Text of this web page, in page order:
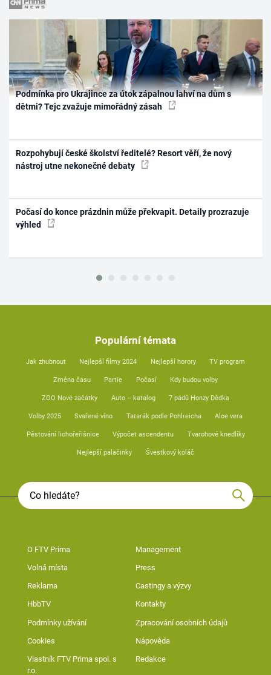
Podmínka pro Ukrajince za útok zápalnou lahví na dům s
dětmi? Tejc zvažuje mimořádný zásah
Rozpohybují české školství ředitelé? Resort věří, že nový
nástroj utne nekonečné debaty
Počasí do konce prázdnin může překvapit. Detaily prozrazuje
výhled
Populární témata
Jak zhubnout Nejlepší filmy 2024 Nejlepší horory TV program
Změna času Partie Počasí Kdy budou volby
ZOO Nové začátky Auto – katalog 7 pádů Honzy Dědka
Volby 2025 Svařené víno Tatarák podle Pohlreicha Aloe vera
Pěstování lichořeřišnice Výpočet ascendentu Tvarohové knedlíky
Nejlepší palačinky Švestkový koláč
O FTV Prima Management
Volná místa Press
Reklama Castingy a výzvy
HbbTV Kontakty
Podmínky užívání Zpracování osobních údajů
Cookies Nápověda
Vlastník FTV Prima spol. s
r.o.
Redakce